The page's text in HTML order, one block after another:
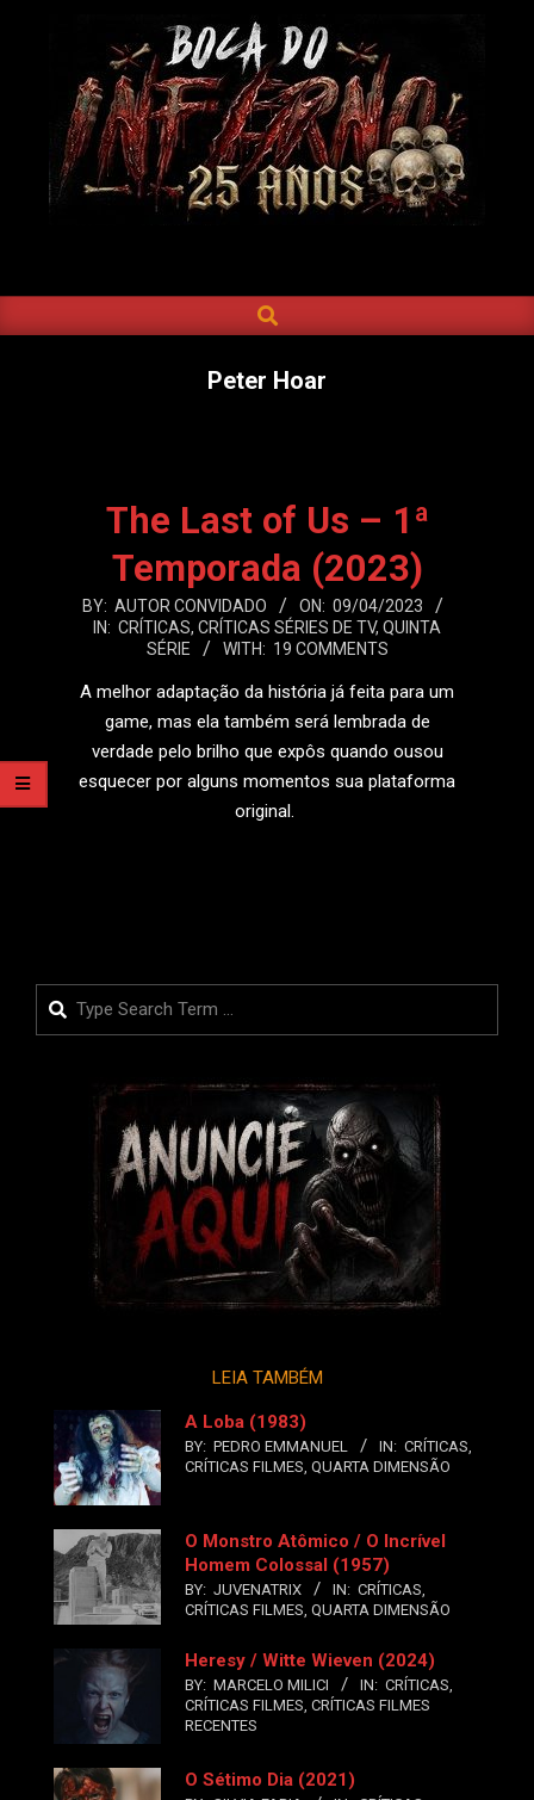
DO
INFERNO
Navigation
SEARCH
Peter Hoar
The Last of Us – 1ª
Temporada (2023)
2023-
04-
BY: AUTOR CONVIDADO ON: 09/04/2023
IN: CRÍTICAS, CRÍTICAS SÉRIES DE TV, QUINTA
SÉRIE
WITH: 19 COMMENTS
A melhor adaptação da história já feita para um
game, mas ela também será lembrada de
verdade pelo brilho que expôs quando ousou
esquecer por alguns momentos sua plataforma
original.
Search
LEIA TAMBÉM
A Loba (1983)
BY: PEDRO EMMANUEL IN: CRÍTICAS,
CRÍTICAS FILMES, QUARTA DIMENSÃO
O Monstro Atômico / O Incrível
Homem Colossal (1957)
BY: JUVENATRIX IN: CRÍTICAS,
CRÍTICAS FILMES, QUARTA DIMENSÃO
Heresy / Witte Wieven (2024)
BY: MARCELO MILICI IN: CRÍTICAS,
CRÍTICAS FILMES, CRÍTICAS FILMES
RECENTES
O Sétimo Dia (2021)